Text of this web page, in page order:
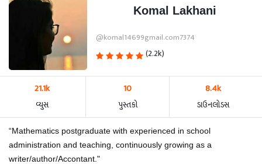
Komal Lakhani
@komal14699gmail.com7374
(2.2k)
21.1k
વ્યુસ
10
પુસ્તકો
8.4k
ડાઉનલોડસ
“Mathematics postgraduate with experienced in school
administration and teaching, continuously growing as a
writer/author/Accontant."